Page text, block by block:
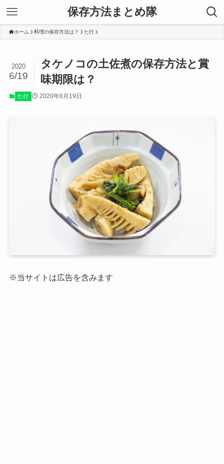
保存方法まとめ隊
ホーム 料理の保存方法は？ た行
タケノコの土佐煮の保存方法と賞
味期限は？
2020
6/19
た行 2020年6月19日
※当サイトは広告を含みます